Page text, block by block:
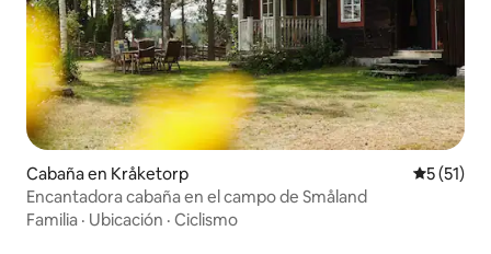
Cabaña en Kråketorp
5 (51)
Encantadora cabaña en el campo de Småland
Familia · Ubicación · Ciclismo